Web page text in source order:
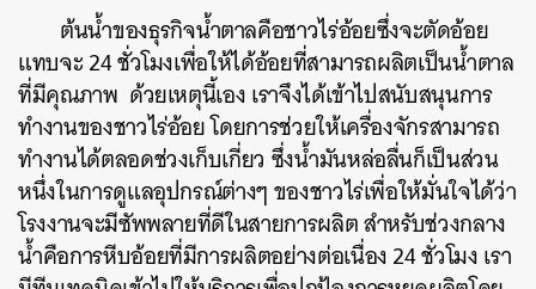
ต้นน้ำของธุรกิจน้ำตาลคือชาวไร่อ้อยซึ่งจะตัดอ้อย
แทบจะ 24 ชั่วโมงเพื่อให้ได้อ้อยที่สามารถผลิตเป็นน้ำตาล
ที่มีคุณภาพ ด้วยเหตุนี้เอง เราจึงได้เข้าไปสนับสนุนการ
ทำงานของชาวไร่อ้อย โดยการช่วยให้เครื่องจักรสามารถ
ทำงานได้ตลอดช่วงเก็บเกี่ยว ซึ่งน้ำมันหล่อลื่นก็เป็นส่วน
หนึ่งในการดูแลอุปกรณ์ต่างๆ ของชาวไร่เพื่อให้มั่นใจได้ว่า
โรงงานจะมีซัพพลายที่ดีในสายการผลิต สำหรับช่วงกลาง
น้ำคือการหีบอ้อยที่มีการผลิตอย่างต่อเนื่อง 24 ชั่วโมง เรา